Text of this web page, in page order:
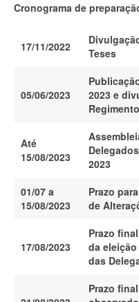
Cronograma de
17/11/2022
Teses
05/06/2023
2023 e
Até
15/08/2023
2023
01/07 a
15/08/2023
Prazo
de
17/08/2023
Prazo
da
das
Prazo